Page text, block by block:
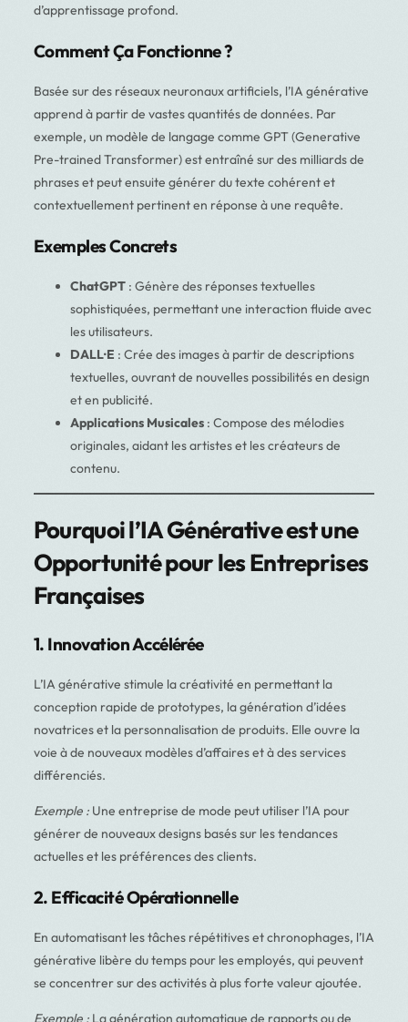
d’apprentissage profond.
Comment Ça Fonctionne ?
Basée sur des réseaux neuronaux artificiels, l’IA générative
apprend à partir de vastes quantités de données. Par
exemple, un modèle de langage comme GPT (Generative
Pre-trained Transformer) est entraîné sur des milliards de
phrases et peut ensuite générer du texte cohérent et
contextuellement pertinent en réponse à une requête.
Exemples Concrets
ChatGPT: Génère des réponses textuelles
sophistiquées, permettant une interaction fluide avec
les utilisateurs.
DALL·E : Crée des images à partir de descriptions
textuelles, ouvrant de nouvelles possibilités en design
et en publicité.
Applications Musicales: Compose des mélodies
originales, aidant les artistes et les créateurs de
contenu.
Pourquoi l’IA Générative est une
Opportunité pour les Entreprises
Françaises
1. Innovation Accélérée
L’IA générative stimule la créativité en permettant la
conception rapide de prototypes, la génération d’idées
novatrices et la personnalisation de produits. Elle ouvre la
voie à de nouveaux modèles d’affaires et à des services
différenciés.
Exemple :Une entreprise de mode peut utiliser l’IA pour
générer de nouveaux designs basés sur les tendances
actuelles et les préférences des clients.
2. Efficacité Opérationnelle
En automatisant les tâches répétitives et chronophages, l’IA
générative libère du temps pour les employés, qui peuvent
se concentrer sur des activités à plus forte valeur ajoutée.
Exemple :La génération automatique de rapports ou de